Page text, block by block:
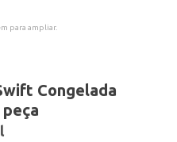
para ampliar.
Congelada